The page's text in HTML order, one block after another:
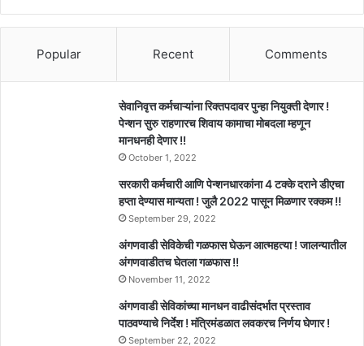
Popular Recent Comments
सेवानिवृत्त कर्मचाऱ्यांना रिक्तपदावर पुन्हा नियुक्ती देणार !
पेन्शन सुरु राहणारच शिवाय कामाचा मोबदला म्हणून
मानधनही देणार !!
October 1, 2022
सरकारी कर्मचारी आणि पेन्शनधारकांना 4 टक्के दराने डीएचा
हप्ता देण्यास मान्यता ! जुलै 2022 पासून मिळणार रक्कम !!
September 29, 2022
अंगणवाडी सेविकेची गळफास घेऊन आत्महत्या ! जालन्यातील
अंगणवाडीतच घेतला गळफास !!
November 11, 2022
अंगणवाडी सेविकांच्या मानधन वाढीसंदर्भात प्रस्ताव
पाठवण्याचे निर्देश ! मंत्रिमंडळात लवकरच निर्णय घेणार !
September 22, 2022